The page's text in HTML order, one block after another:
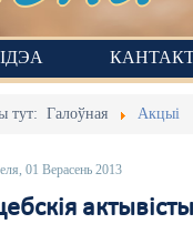
тут:Галоўная Акцыі
01 Верасень 2013